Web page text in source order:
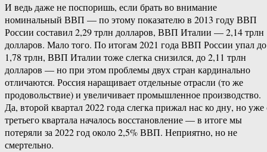
И ведь даже не поспоришь, если брать во внимание
номинальный ВВП — по этому показателю в 2013 году ВВП
России составил 2,29 трлн долларов, ВВП Италии — 2,14 трлн
долларов. Мало того. По итогам 2021 года ВВП России упал до
1,78 трлн, ВВП Италии тоже слегка снизился, до 2,11 трлн
долларов — но при этом проблемы двух стран кардинально
отличаются. Россия наращивает отдельные отрасли (то же
продовольствие) и увеличивает промышленное производство.
Да, второй квартал 2022 года слегка прижал нас ко дну, но уже
третьего квартала началось восстановление — в итоге мы
потеряли за 2022 год около 2,5% ВВП. Неприятно, но не
смертельно.